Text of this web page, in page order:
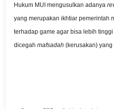
Hukum MUI mengusulkan adanya
yang merupakan ikhtiar pemerintah
terhadap game agar bisa lebih
dicegah mafsadah (kerusakan) yang